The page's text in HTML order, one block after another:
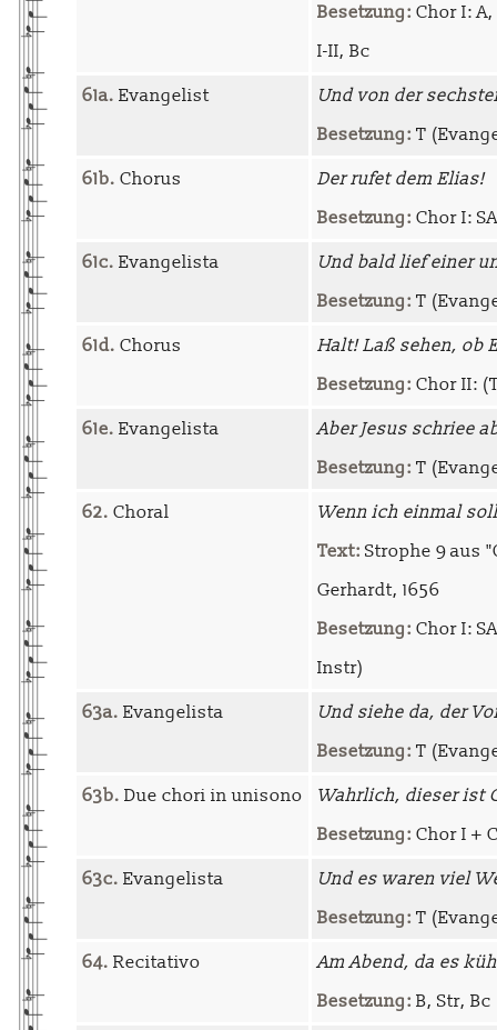
Besetzung: Chor I:
I-II, Bc
61a. Evangelist
Und von der
Besetzung: T
61b. Chorus
Der rufet dem Elias!
Besetzung: Chor I:
61c. Evangelista
Und bald lief einer
Besetzung: T
61d. Chorus
Halt! Laß sehen, ob
Besetzung: Chor II:
61e. Evangelista
Aber Jesus schriee
Besetzung: T
62. Choral
Wenn ich einmal
Text: Strophe 9 aus
Gerhardt, 1656
Besetzung: Chor I:
Instr)
63a. Evangelista
Und siehe da, der
Besetzung: T
63b. Due chori in unisono
Wahrlich, dieser ist
Besetzung: Chor I +
63c. Evangelista
Und es waren viel
Besetzung: T
64. Recitativo
Am Abend, da es
Besetzung: B, Str, Bc